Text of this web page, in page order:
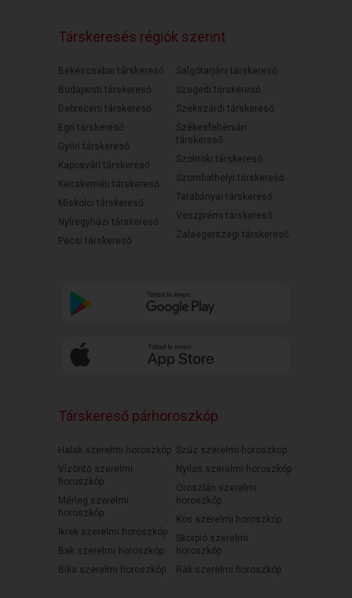
Társkeresés régiók szerint
Békéscsabai társkereső
Budapesti társkereső
Debreceni társkereső
Egri társkereső
Győri társkereső
Kaposvári társkereső
Kecskeméti társkereső
Miskolci társkereső
Nyíregyházi társkereső
Pécsi társkereső
Salgótarjáni társkereső
Szegedi társkereső
Szekszárdi társkereső
Székesfehérvári
társkereső
Szolnoki társkereső
Szombathelyi társkereső
Tatabányai társkereső
Veszprémi társkereső
Zalaegerszegi társkereső
Társkereső párhoroszkóp
Halak szerelmi horoszkóp
Vízöntő szerelmi
horoszkóp
Mérleg szerelmi
horoszkóp
Ikrek szerelmi horoszkóp
Bak szerelmi horoszkóp
Bika szerelmi horoszkóp
Szűz szerelmi horoszkóp
Nyilas szerelmi horoszkóp
Oroszlán szerelmi
horoszkóp
Kos szerelmi horoszkóp
Skorpió szerelmi
horoszkóp
Rák szerelmi horoszkóp